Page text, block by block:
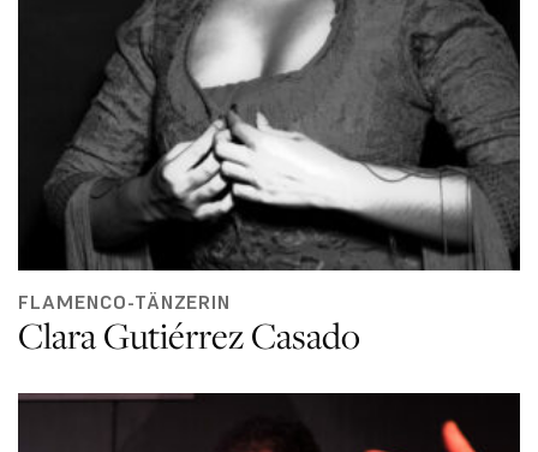
FLAMENCO-TÄNZERIN
Clara Gutiérrez Casado